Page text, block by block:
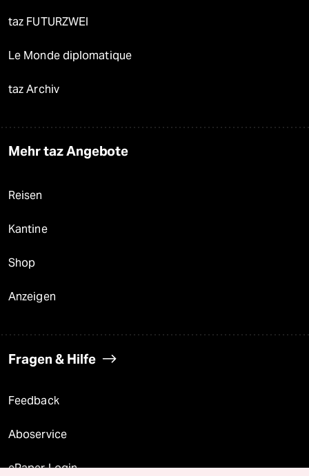
taz FUTURZWEI
Le Monde diplomatique
taz Archiv
Mehr taz Angebote
Reisen
Kantine
Shop
Anzeigen
Fragen & Hilfe
Feedback
Aboservice
ePaper Login